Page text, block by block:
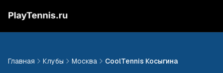
Главная Клубы Москва CoolTennis Косыгина